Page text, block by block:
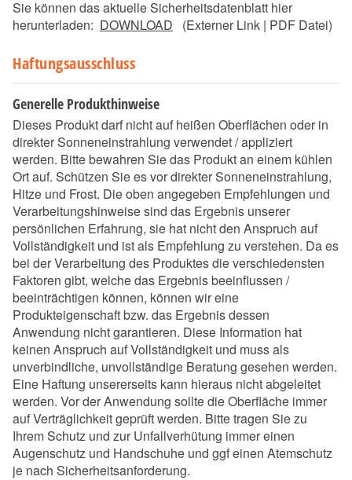
Sie können das aktuelle Sicherheitsdatenblatt hier
herunterladen: DOWNLOAD (Externer Link | PDF Datei)
Haftungsausschluss
Generelle Produkthinweise
Dieses Produkt darf nicht auf heißen Oberflächen oder in
direkter Sonneneinstrahlung verwendet / appliziert
werden. Bitte bewahren Sie das Produkt an einem kühlen
Ort auf. Schützen Sie es vor direkter Sonneneinstrahlung,
Hitze und Frost. Die oben angegeben Empfehlungen und
Verarbeitungshinweise sind das Ergebnis unserer
persönlichen Erfahrung, sie hat nicht den Anspruch auf
Vollständigkeit und ist als Empfehlung zu verstehen. Da es
bei der Verarbeitung des Produktes die verschiedensten
Faktoren gibt, welche das Ergebnis beeinflussen /
beeinträchtigen können, können wir eine
Produkteigenschaft bzw. das Ergebnis dessen
Anwendung nicht garantieren. Diese Information hat
keinen Anspruch auf Vollständigkeit und muss als
unverbindliche, unvollständige Beratung gesehen werden.
Eine Haftung unsererseits kann hieraus nicht abgeleitet
werden. Vor der Anwendung sollte die Oberfläche immer
auf Verträglichkeit geprüft werden. Bitte tragen Sie zu
Ihrem Schutz und zur Unfallverhütung immer einen
Augenschutz und Handschuhe und ggf einen Atemschutz
je nach Sicherheitsanforderung.